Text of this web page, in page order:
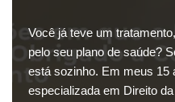
Você já teve um
pelo seu plano de saúde?
está sozinho. Em meus 15
especializada em Direito